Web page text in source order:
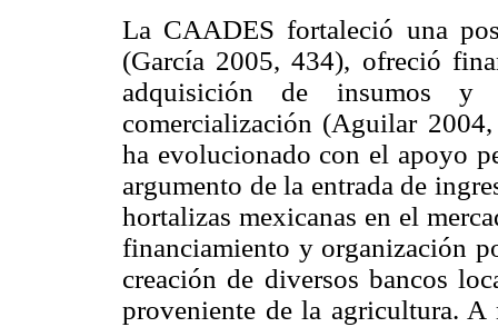
La CAADES fortaleció una
(García 2005, 434), ofreció
adquisición de insumos y
comercialización (Aguilar
ha evolucionado con el apoyo
argumento de la entrada de
hortalizas mexicanas en el
financiamiento y organización
creación de diversos bancos
proveniente de la agricultura.